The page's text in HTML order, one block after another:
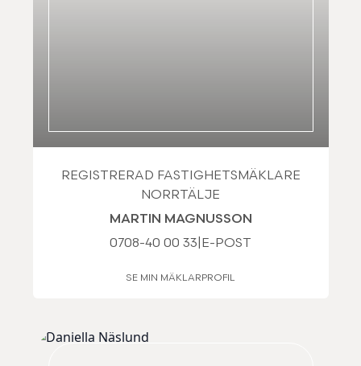
REGISTRERAD FASTIGHETSMÄKLARE
NORRTÄLJE
MARTIN MAGNUSSON
0708-40 00 33 E-POST
SE MIN MÄKLARPROFIL